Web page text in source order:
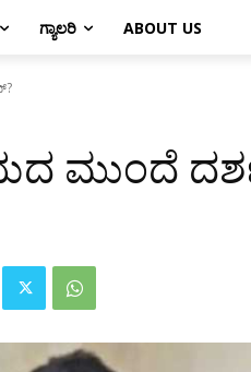
ಗ್ಯಾಲರಿ ABOUT US
ಮುಂದೆ